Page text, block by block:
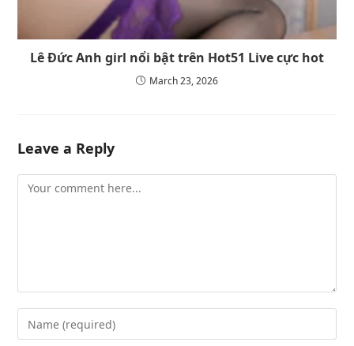
Lê Đức Anh girl nổi bật trên Hot51 Live cực hot
March 23, 2026
Leave a Reply